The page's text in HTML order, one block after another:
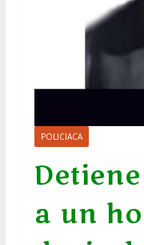
POLICIACA
a un